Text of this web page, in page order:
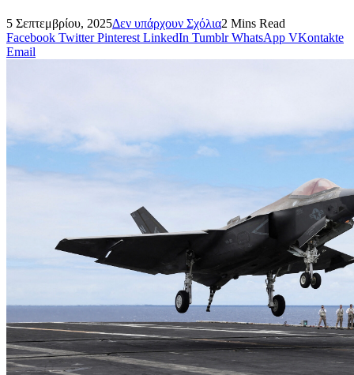
5 Σεπτεμβρίου, 2025Δεν υπάρχουν Σχόλια2 Mins Read
Facebook Twitter Pinterest LinkedIn Tumblr WhatsApp VKontakte
Email